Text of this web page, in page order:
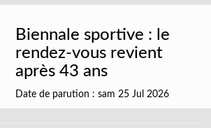
Biennale sportive : le
rendez-vous revient
après 43 ans
Date de parution : sam 25 Jul 2026